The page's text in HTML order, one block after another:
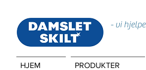
- vi
HJEM PRODUKTER